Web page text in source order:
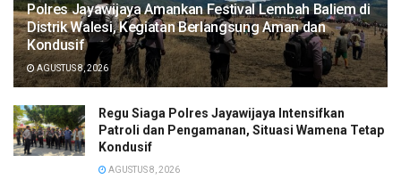
Polres Jayawijaya Amankan Festival Lembah Baliem di
Distrik Walesi, Kegiatan Berlangsung Aman dan
Kondusif
AGUSTUS 8, 2026
Regu Siaga Polres Jayawijaya Intensifkan
Patroli dan Pengamanan, Situasi Wamena Tetap
Kondusif
AGUSTUS 8, 2026